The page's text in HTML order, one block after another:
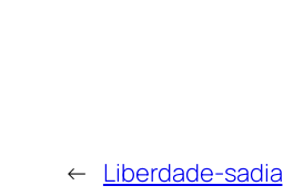
← Liberdade-sadia